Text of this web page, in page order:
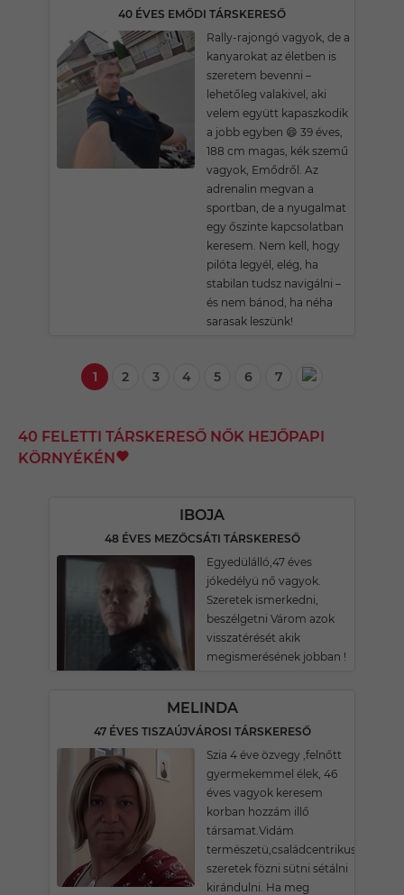
40 ÉVES EMŐDI TÁRSKERESŐ
Rally-rajongó vagyok, de a
kanyarokat az életben is
szeretem bevenni –
lehetőleg valakivel, aki
velem együtt kapaszkodik
a jobb egyben 😄 39 éves,
188 cm magas, kék szemű
vagyok, Emődről. Az
adrenalin megvan a
sportban, de a nyugalmat
egy őszinte kapcsolatban
keresem. Nem kell, hogy
pilóta legyél, elég, ha
stabilan tudsz navigálni –
és nem bánod, ha néha
sarasak leszünk!
1 2 3 4 5 6 7
40 FELETTI TÁRSKERESŐ NŐK HEJŐPAPI
KÖRNYÉKÉN
IBOJA
48 ÉVES MEZŐCSÁTI TÁRSKERESŐ
Egyedülálló,47 éves
jókedélyü nő vagyok.
Szeretek ismerkedni,
beszélgetni Várom azok
visszatérését akik
megismerésének jobban !
MELINDA
47 ÉVES TISZAÚJVÁROSI TÁRSKERESŐ
Szia 4 éve özvegy ,felnőtt
gyermekemmel élek, 46
éves vagyok keresem
korban hozzám illő
társamat.Vidám
természetü,családcentrikus
szeretek fözni sütni sétálni
kirándulni. Ha meg